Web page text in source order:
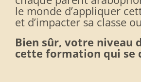
le monde d’appliquer
et d’impacter sa classe
Bien sûr, votre niveau
cette formation qui se